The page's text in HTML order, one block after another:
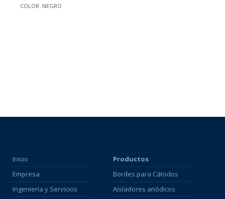
COLOR: NEGRO
Inicio
Empresa
Ingeniería y Servicios
Productos
Bordes para Cátodos
Aisladores anódicos